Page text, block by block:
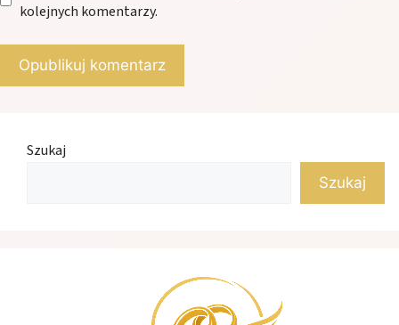
kolejnych komentarzy.
Szukaj
Szukaj